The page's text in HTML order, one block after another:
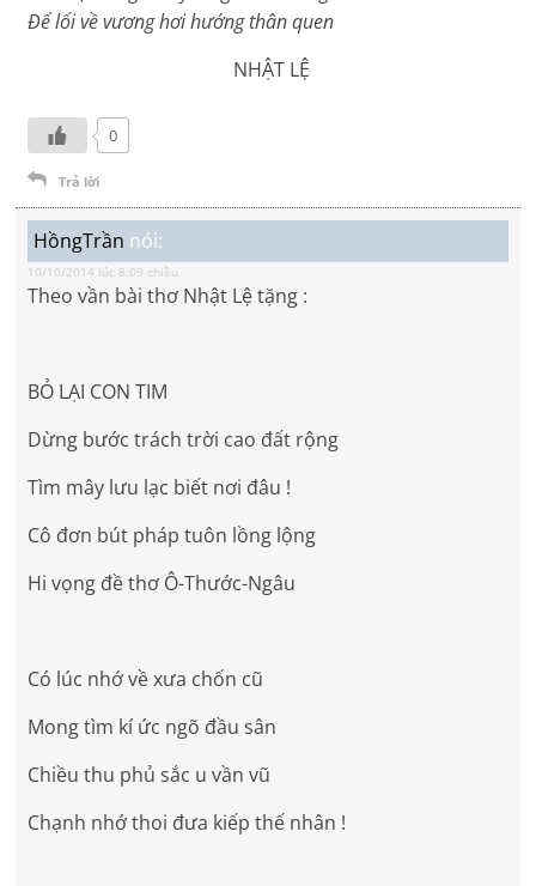
Để lối về vương hơi hướng thân quen
NHẬT LỆ
0
Trả lời
HồngTrần nói:
10/10/2014 lúc 8:09 chiều
Theo vần bài thơ Nhật Lệ tặng :
BỎ LẠI CON TIM
Dừng bước trách trời cao đất rộng
Tìm mây lưu lạc biết nơi đâu !
Cô đơn bút pháp tuôn lồng lộng
Hi vọng đề thơ Ô-Thước-Ngâu
Có lúc nhớ về xưa chốn cũ
Mong tìm kí ức ngõ đầu sân
Chiều thu phủ sắc u vần vũ
Chạnh nhớ thoi đưa kiếp thế nhân !